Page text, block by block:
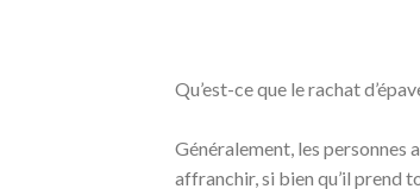
Qu’est-ce que le rachat
Généralement, les personnes
affranchir, si bien qu’il prend